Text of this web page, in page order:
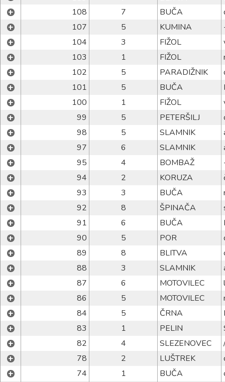
+ 108 7 BUČA
+ 107 5 KUMINA
+ 104 3 FIŽOL
+ 103 1 FIŽOL
+ 102 5 PARADIŽNIK
+ 101 5 BUČA
+ 100 1 FIŽOL
+ 99 5 PETERŠILJ
+ 98 5 SLAMNIK
+ 97 6 SLAMNIK
+ 95 4 BOMBAŽ
+ 94 2 KORUZA
+ 93 3 BUČA
+ 92 8 ŠPINAČA
+ 91 6 BUČA
+ 90 5 POR
+ 89 8 BLITVA
+ 88 3 SLAMNIK
+ 87 6 MOTOVILEC
+ 86 5 MOTOVILEC
+ 84 5 ČRNA
+ 83 1 PELIN
+ 82 4 SLEZENOVEC
+ 78 2 LUŠTREK
+ 74 1 BUČA